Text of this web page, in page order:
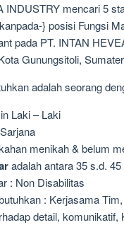
INDUSTRY mencari 5
} posisi Fungsi
pada PT. INTAN
Gunungsitoli,
adalah seorang
Laki – Laki
menikah & belum
adalah antara 35 s.d. 45
: Non Disabilitas
: Kerjasama
detail, komunikatif,